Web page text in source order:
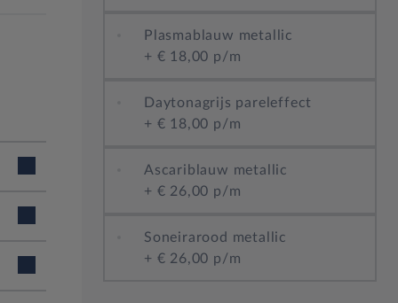
Plasmablauw metallic
+
€ 18,00 p/m
Daytonagrijs pareleffect
+
€ 18,00 p/m
Ascariblauw metallic
+
€ 26,00 p/m
Soneirarood metallic
+
€ 26,00 p/m